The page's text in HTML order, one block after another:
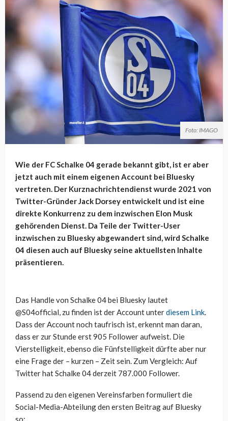
Foto: IMAGO
Wie der FC Schalke 04 gerade bekannt gibt, ist er aber
jetzt auch mit einem eigenen Account bei Bluesky
vertreten. Der Kurznachrichtendienst wurde 2021 von
Twitter-Gründer Jack Dorsey entwickelt und ist eine
direkte Konkurrenz zu dem inzwischen Elon Musk
gehörenden Dienst. Da Teile der Twitter-User
inzwischen zu Bluesky abgewandert sind, wird Schalke
04 diesen auch auf Bluesky seine aktuellsten Inhalte
präsentieren.
Das Handle von Schalke 04 bei Bluesky lautet
@S04official, zu finden ist der Account unterdiesem Link.
Dass der Account noch taufrisch ist, erkennt man daran,
dass er zur Stunde erst 905 Follower aufweist. Die
Vierstelligkeit, ebenso die Fünfstelligkeit dürfte aber nur
eine Frage der – kurzen – Zeit sein. Zum Vergleich: Auf
Twitter hat Schalke 04 derzeit 787.000 Follower.
Passend zu den eigenen Vereinsfarben formuliert die
Social-Media-Abteilung den ersten Beitrag auf Bluesky
so: